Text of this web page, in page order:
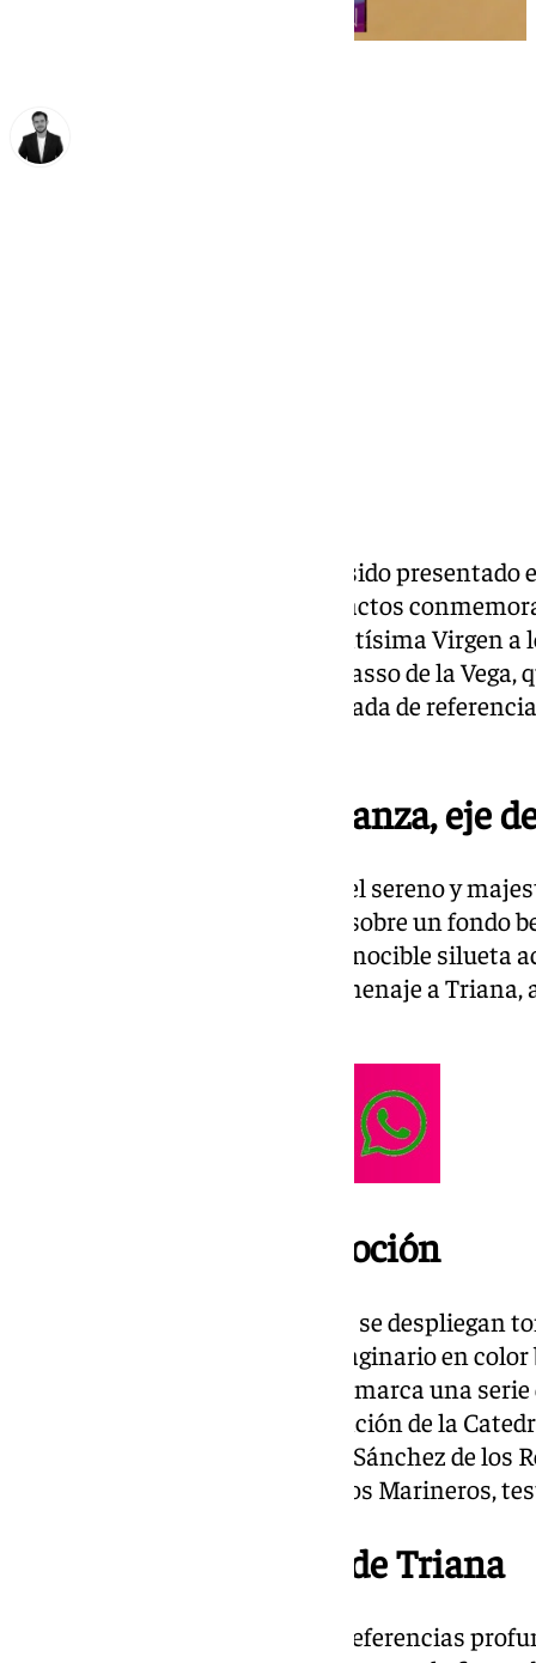
Este domingo 19 de octubre ha sido
cartel que anuncia los cultos y actos
Dogma de la Asunción de la Santísima Virgen
artista sevillano José Cabrera Lasso de la
profundamente simbólica, cargada de
La silueta de la Esperanza, eje
La imagen central del cartel es el sereno y
de la Esperanza, que se recorta sobre un fondo
pureza y trascendencia. Su reconocible silueta
una composición que rinde homenaje a
Color, símbolos y devoción
En torno a la figura de la Virgen, se despliegan
al Guadalquivir, y un manto imaginario en
y del alma trianera. Todo ello enmarca una
tímpano de la Puerta de la Asunción de la
manto de la Virgen firmado por Sánchez de los
de los vientos de la Glorieta de los Marineros,
Un mapa emocional de Triana
El artista también ha incluido referencias